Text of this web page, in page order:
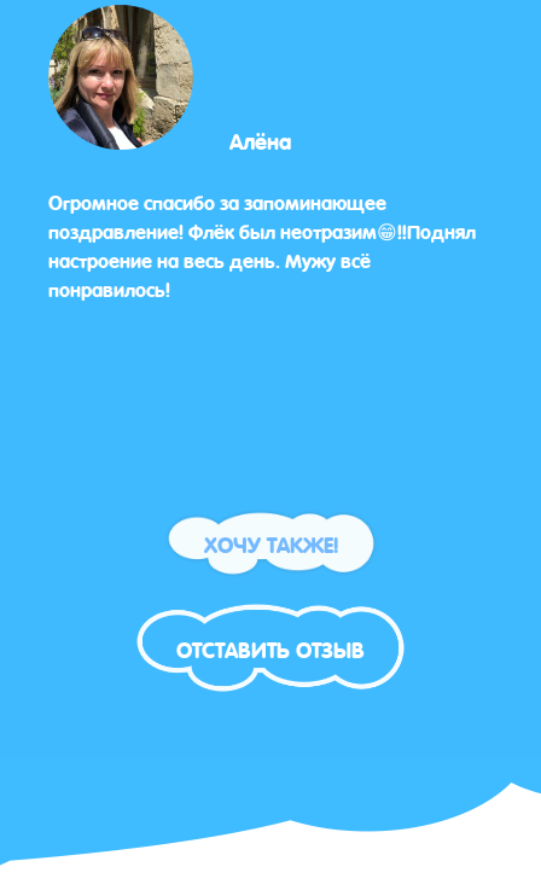
Алёна
Огромное спасибо за запоминающее
поздравление! Флёк был неотразим😁‼️Поднял
настроение на весь день. Мужу всё
понравилось!
ХОЧУ ТАКЖЕ!
ОТСТАВИТЬ ОТЗЫВ